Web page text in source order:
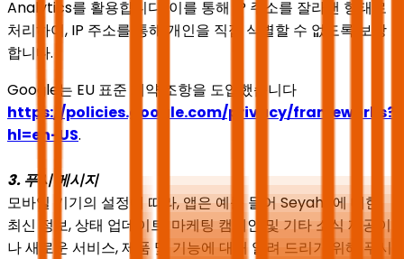
Analytics를 활용합니다. 이를 통해 IP 주소를 잘라낸 형태로
처리하여, IP 주소를 통해 개인을 직접 식별할 수 없도록 보장
합니다.
Google는 EU 표준 계약 조항을 도입했습니다
https://policies.google.com/privacy/frameworks?
hl=en-US.
3. 푸시 메시지
모바일 기기의 설정에 따라, 앱은 예를 들어 Seyaha에 대한
최신 정보, 상태 업데이트, 마케팅 캠페인 및 기타 소식 제공이
나 새로운 서비스, 제품 및 기능에 대해 알려 드리기 위해 푸시